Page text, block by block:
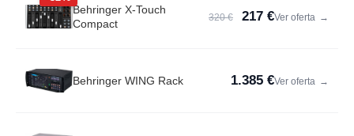
Behringer X-Touch
Compact
320 € 217 €Ver oferta →
Behringer WING Rack 1.385 €Ver oferta →